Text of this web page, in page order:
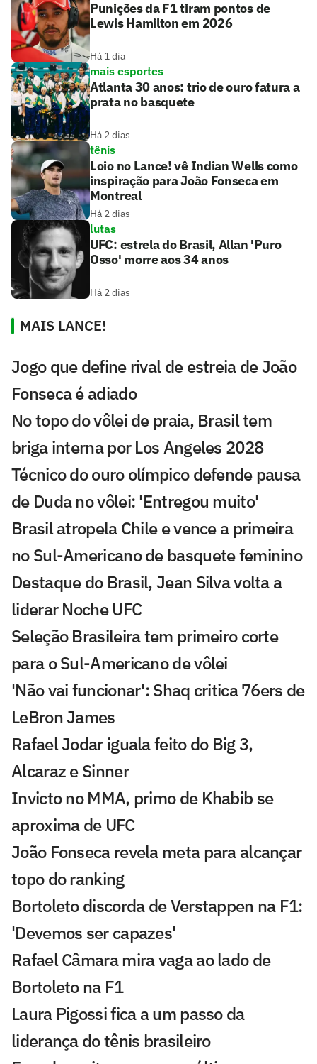
Punições da F1 tiram pontos de
Lewis Hamilton em 2026
Há 1 dia
mais esportes
Atlanta 30 anos: trio de ouro fatura a
prata no basquete
Há 2 dias
tênis
Loio no Lance! vê Indian Wells como
inspiração para João Fonseca em
Montreal
Há 2 dias
lutas
UFC: estrela do Brasil, Allan 'Puro
Osso' morre aos 34 anos
Há 2 dias
MAIS LANCE!
Jogo que define rival de estreia de João
Fonseca é adiado
No topo do vôlei de praia, Brasil tem
briga interna por Los Angeles 2028
Técnico do ouro olímpico defende pausa
de Duda no vôlei: 'Entregou muito'
Brasil atropela Chile e vence a primeira
no Sul-Americano de basquete feminino
Destaque do Brasil, Jean Silva volta a
liderar Noche UFC
Seleção Brasileira tem primeiro corte
para o Sul-Americano de vôlei
'Não vai funcionar': Shaq critica 76ers de
LeBron James
Rafael Jodar iguala feito do Big 3,
Alcaraz e Sinner
Invicto no MMA, primo de Khabib se
aproxima de UFC
João Fonseca revela meta para alcançar
topo do ranking
Bortoleto discorda de Verstappen na F1:
'Devemos ser capazes'
Rafael Câmara mira vaga ao lado de
Bortoleto na F1
Laura Pigossi fica a um passo da
liderança do tênis brasileiro